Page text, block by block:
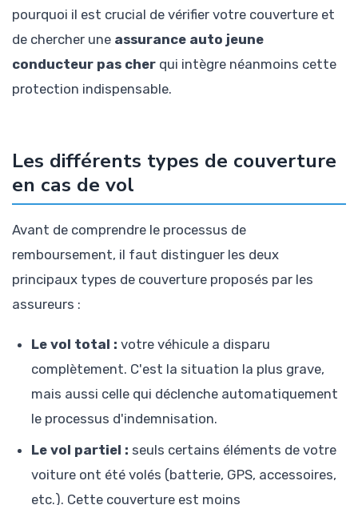
pourquoi il est crucial de vérifier votre couverture et
de chercher une assurance auto jeune
conducteur pas cher qui intègre néanmoins cette
protection indispensable.
Les différents types de couverture
en cas de vol
Avant de comprendre le processus de
remboursement, il faut distinguer les deux
principaux types de couverture proposés par les
assureurs :
Le vol total : votre véhicule a disparu
complètement. C'est la situation la plus grave,
mais aussi celle qui déclenche automatiquement
le processus d'indemnisation.
Le vol partiel : seuls certains éléments de votre
voiture ont été volés (batterie, GPS, accessoires,
etc.). Cette couverture est moins